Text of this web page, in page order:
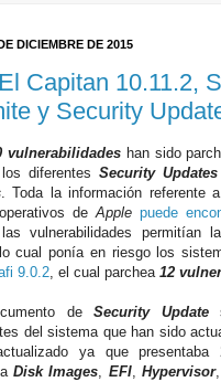
DICIEMBRE DE 2015
Capitan 10.11.2,
y Security
vulnerabilidadeshan sido
diferentesSecurity Updates
. Toda la información referente
deApple puede
vulnerabilidades permitían
cual ponía en riesgo los
9.0.2, el cual parchea 12
de Security Update
del sistema que han sido
ya que presentaba
Disk Images, EFI, Hypervisor,